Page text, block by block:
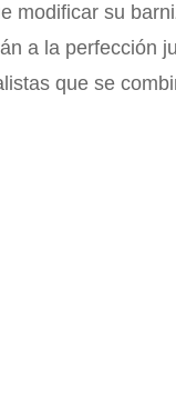
modificar su
a la
que se